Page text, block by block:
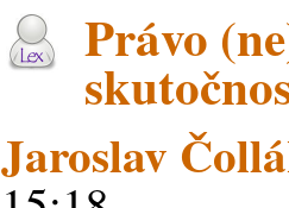
Právo
Jaroslav